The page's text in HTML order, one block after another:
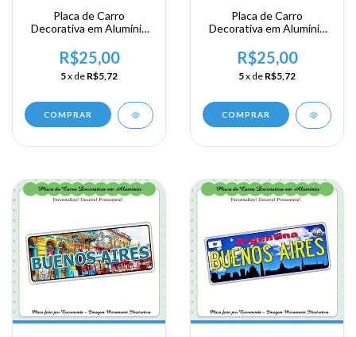
Placa de Carro
Decorativa em Alumínio
Viagem a Argentina -
Buenos Aires
R$25,00
5x de R$5,72
COMPRAR
Placa de Carro
Decorativa em Alumínio
Viagem a Argentina - Mi
Buenos Aires
R$25,00
5x de R$5,72
COMPRAR